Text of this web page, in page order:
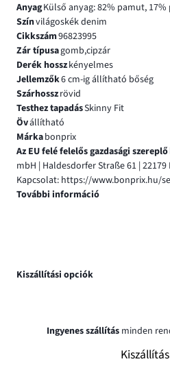
AnyagKülső anyag: 82% pamut,
Színvilágoskék denim
Cikkszám96823995
Zár típusagomb,cipzár
Derék hosszkényelmes
Jellemzők6 cm-ig állítható bőség
Szárhosszrövid
Testhez tapadásSkinny Fit
Övállítható
Márkabonprix
Az EU felé felelős gazdasági szereplő
mbH | Haldesdorfer Straße 61 |
Kapcsolat: https://www.bonprix.hu/
További információ
Kiszállítási opciók
Ingyenes szállítás minden